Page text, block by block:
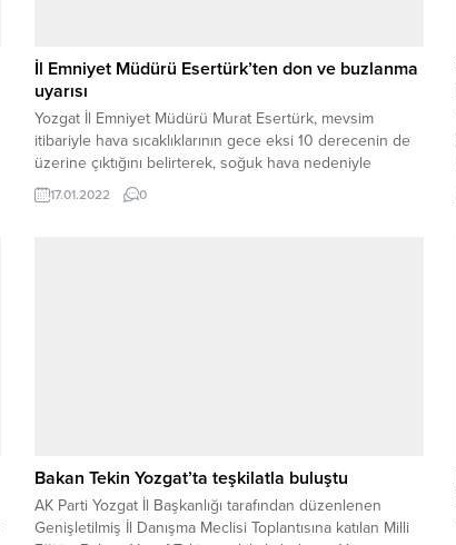
İl Emniyet Müdürü Esertürk’ten don ve buzlanma
uyarısı
Yozgat İl Emniyet Müdürü Murat Esertürk, mevsim
itibariyle hava sıcaklıklarının gece eksi 10 derecenin de
üzerine çıktığını belirterek, soğuk hava nedeniyle
yollarda oluşabilecek don ve buzlanmaya karşı
sürücüleri daha dikkatli araç kullanmaları konusunda
17.01.2022 0
Bakan Tekin Yozgat’ta teşkilatla buluştu
AK Parti Yozgat İl Başkanlığı tarafından düzenlenen
Genişletilmiş İl Danışma Meclisi Toplantısına katılan Milli